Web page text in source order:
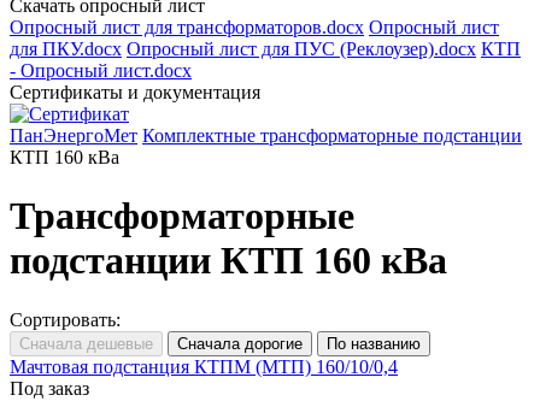
Скачать опросный лист
Опросный лист для трансформаторов.docx Опросный лист
для ПКУ.docx Опросный лист для ПУС (Реклоузер).docx КТП
- Опросный лист.docx
Сертификаты и документация
ПанЭнергоМет Комплектные трансформаторные подстанции
КТП 160 кВа
Трансформаторные
подстанции КТП 160 кВа
Сортировать:
Мачтовая подстанция КТПМ (МТП) 160/10/0,4
Под заказ